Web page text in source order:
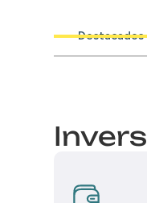
Destacados